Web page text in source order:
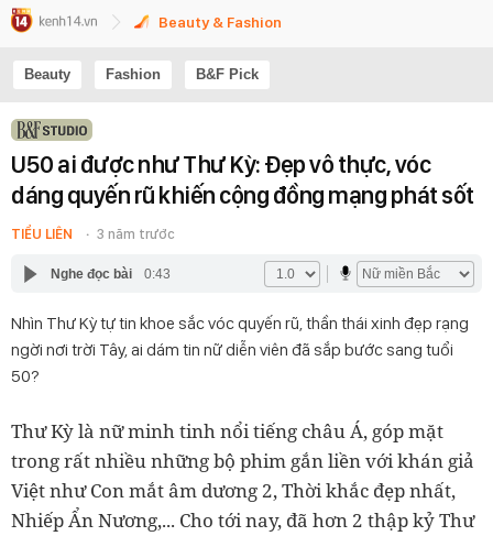
Beauty & Fashion
Beauty Fashion B&F Pick
U50 ai được như Thư Kỳ: Đẹp vô thực, vóc
dáng quyến rũ khiến cộng đồng mạng phát sốt
TIỂU LIÊN 3 năm trước
Nghe đọc bài 0:43
Nhìn Thư Kỳ tự tin khoe sắc vóc quyến rũ, thần thái xinh đẹp rạng
ngời nơi trời Tây, ai dám tin nữ diễn viên đã sắp bước sang tuổi
50?
Thư Kỳ là nữ minh tinh nổi tiếng châu Á, góp mặt
trong rất nhiều những bộ phim gắn liền với khán giả
Việt như Con mắt âm dương 2, Thời khắc đẹp nhất,
Nhiếp Ẩn Nương,... Cho tới nay, đã hơn 2 thập kỷ Thư